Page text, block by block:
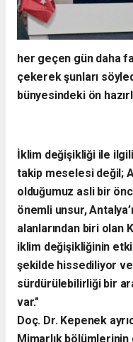
her geçen gün daha
çekerek şunları
bünyesindeki ön
İklim değişikliği ile
takip meselesi değil;
olduğumuz asli bir
önemli unsur,
alanlarından biri olan
iklim değişikliğinin
şekilde hissediliyor
sürdürülebilirliği bir
var."
​Doç. Dr. Kepenek
Mimarlık